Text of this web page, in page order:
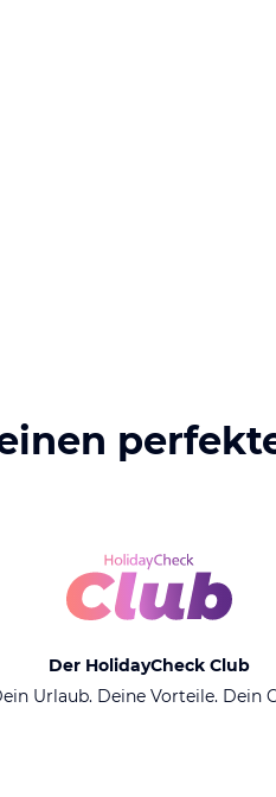
Der HolidayCheck Club
Urlaub. Deine Vorteile. Dein